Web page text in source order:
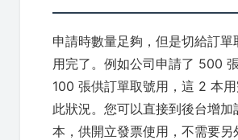
申請時數量足夠，但是切給訂單
用完了。例如公司申請了 500
100 張供訂單取號用，這 2 本
此狀況。您可以直接到後台增加
本，供開立發票使用，不需要另